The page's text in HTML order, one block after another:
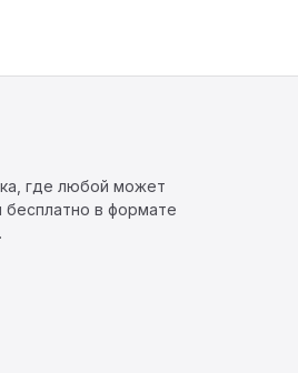
где любой может
бесплатно в формате